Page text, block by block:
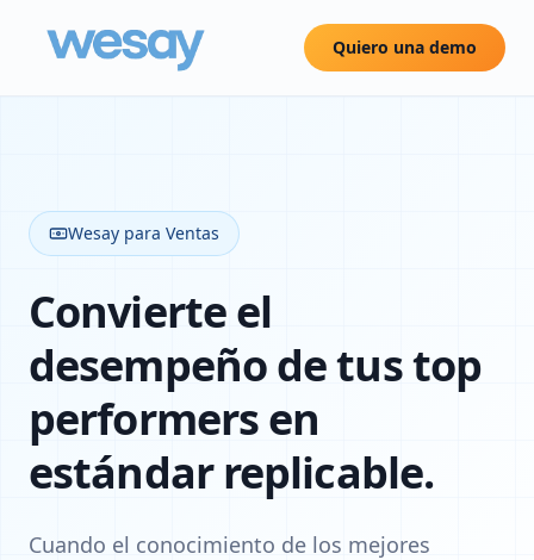
Quiero una demo
Wesay para Ventas
Convierte el
desempeño de tus top
performers en
estándar replicable.
Cuando el conocimiento de los mejores